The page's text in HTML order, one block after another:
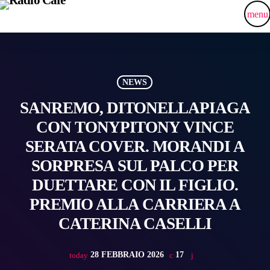
menu
NEWS
SANREMO, DITONELLAPIAGA
CON TONYPITONY VINCE
SERATA COVER. MORANDI A
SORPRESA SUL PALCO PER
DUETTARE CON IL FIGLIO.
PREMIO ALLA CARRIERA A
CATERINA CASELLI
today 28 FEBBRAIO 2026 17